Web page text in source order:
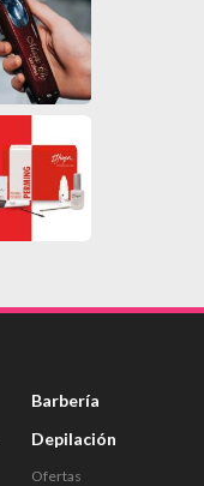
Barbería
Depilación
Ofertas